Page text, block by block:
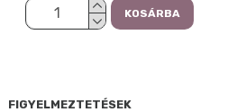
KOSÁRBA
FIGYELMEZTETÉSEK